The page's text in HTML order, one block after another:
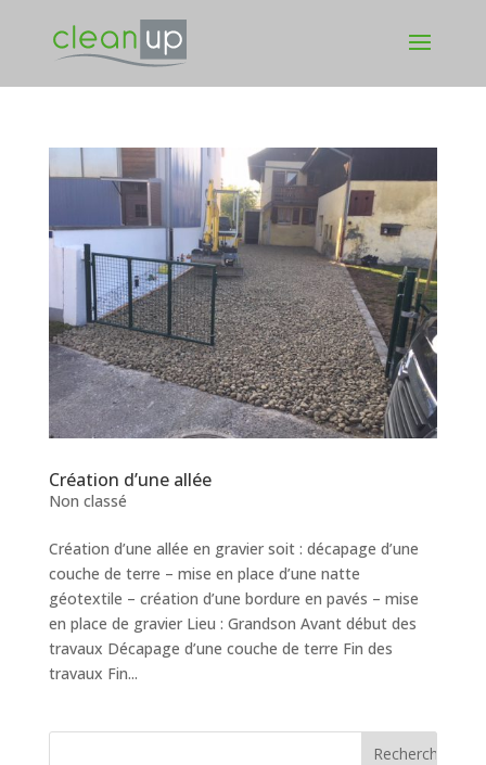
Création d’une allée
Non classé
Création d’une allée en gravier soit : décapage d’une
couche de terre – mise en place d’une natte
géotextile – création d’une bordure en pavés – mise
en place de gravier Lieu : Grandson Avant début des
travaux Décapage d’une couche de terre Fin des
travaux Fin...